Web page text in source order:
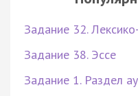
Задание 32.
Задание 38. Эссе
Задание 1. Раздел